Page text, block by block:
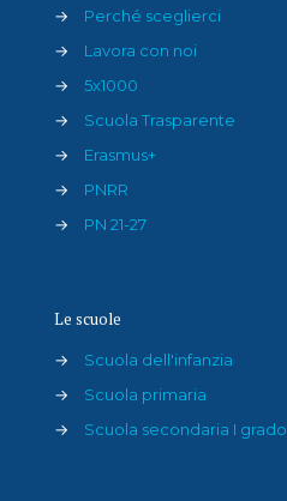
→
Perché sceglierci
→
Lavora con noi
→
5x1000
→
Scuola Trasparente
→
Erasmus+
→
PNRR
→
PN 21-27
Le scuole
→
Scuola dell'infanzia
→
Scuola primaria
→
Scuola secondaria I grado